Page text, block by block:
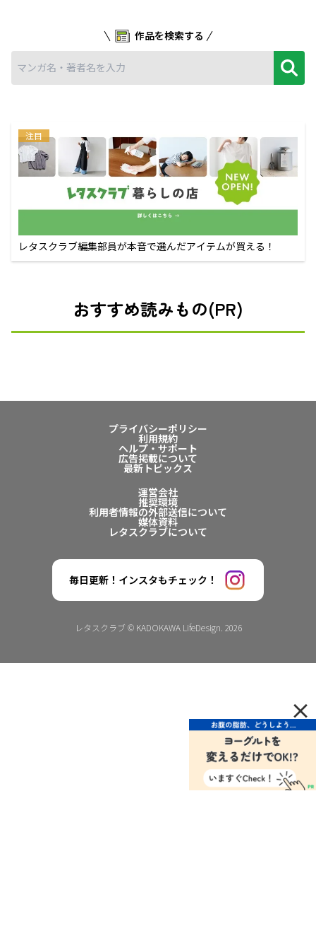
作品を検索する
注目
レタスクラブ編集部員が本音で選んだアイテムが買える！
おすすめ読みもの(PR)
プライバシーポリシー
利用規約
ヘルプ・サポート
広告掲載について
最新トピックス
運営会社
推奨環境
利用者情報の外部送信について
媒体資料
レタスクラブについて
毎日更新！インスタもチェック！
レタスクラブ © KADOKAWA LifeDesign. 2026
×